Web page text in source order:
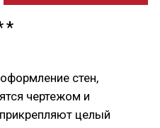
стен,
чертежом и
целый